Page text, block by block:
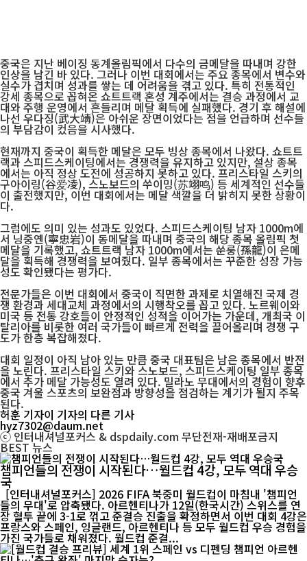
중국은 지난 베이징 동계올림픽에서 다수의 금메달을 따내며 강한
인상을 남긴 바 있다. 그러나 이번 대회에서는 주요 종목에서 변수와
실수가 겹치며 성과를 쌓는 데 어려움을 겪고 있다. 특히 전통적인
강세 종목으로 꼽혀온 쇼트트랙 혼성 계주에서는 결승 과정에서 교
대와 주행 운영에서 흔들리며 메달 획득에 실패했다. 경기 후 해설에
나선 우다징(武大靖)은 아쉬운 장면이었다는 점을 언급하며 선수들
의 부담감이 컸음을 시사했다.
현재까지 중국이 획득한 메달은 모두 빙상 종목에서 나왔다. 쇼트트
랙과 스피드스케이팅에서는 경쟁력을 유지하고 있지만, 설상 종목
에서는 아직 정상 도전에 성공하지 못하고 있다. 프리스타일 스키의
구아이링(谷爱凌), 스노보드의 쑤이밍(苏翊鸣) 등 세계적인 선수들
이 출전했지만, 이번 대회에서는 메달 색깔을 더 밝히지 못한 상황이
다.
그럼에도 의미 있는 성과도 있었다. 스피드스케이팅 남자 1000m에
서 닝중옌(寧忠岩)이 동메달을 따내며 중국의 해당 종목 올림픽 첫
메달을 기록했고, 쇼트트랙 남자 1000m에서는 쑨룽(孫龍)이 은메
달을 획득해 경쟁력을 보여줬다. 일부 종목에서는 꾸준한 성장 가능
성도 확인됐다는 평가다.
전문가들은 이번 대회에서 중국이 직면한 과제로 치열해진 국제 경
쟁 환경과 세대교체 과정에서의 시행착오를 꼽고 있다. 노르웨이와
미국 등 전통 강호들이 안정적인 성적을 이어가는 가운데, 개최국 이
탈리아를 비롯한 여러 국가들이 빠르게 전력을 끌어올리며 경쟁 구
도가 한층 복잡해졌다.
대회 일정이 아직 남아 있는 만큼 중국 대표팀은 남은 종목에서 반전
을 노린다. 프리스타일 스키와 스노보드, 스피드스케이팅 일부 종목
에서 추가 메달 가능성도 열려 있다. 밀라노 무대에서의 경험이 향후
중국 겨울 스포츠의 보완점과 방향성을 점검하는 계기가 될지 주목
된다.
허훈 기자이 기자의 다른 기사
hyz7302@daum.net
ⓒ 인터내셔널포커스 & dspdaily.com 무단전재-재배포금지
BEST뉴스
챔피언들의 전쟁이 시작된다…월드컵 4강, 모두 역대 우승
국
[인터내셔널포커스] 2026 FIFA 북중미 월드컵이 마침내 '챔피언
들의 무대'로 압축됐다. 아르헨티나가 12일(한국시간) 스위스를 연
장 혈투 끝에 3-1로 꺾고 준결승 진출을 확정하면서 이번 대회 4강은
프랑스와 스페인, 잉글랜드, 아르헨티나 등 모두 월드컵 우승 경험을
가진 국가들로 채워졌다. 월드컵 준결...